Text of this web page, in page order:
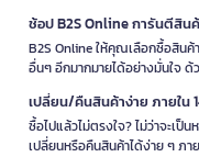
ช้อป B2S Online การันตีสิน
B2S Online ให้คุณเลือกซื้อสินค้
อื่นๆ อีกมากมายได้อย่างมั่นใจ
เปลี่ยน/คืนสินค้าง่าย ภายใน
ซื้อไปแล้วไม่ตรงใจ? ไม่ว่าจะเ
เปลี่ยนหรือคืนสินค้าได้ง่าย ๆ ภา